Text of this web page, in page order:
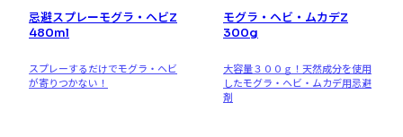
忌避スプレーモグラ・ヘビZ
480ml
スプレーするだけでモグラ・ヘビ
が寄りつかない！
モグラ・ヘビ・ムカデZ
300g
大容量３００ｇ！天然成分を使用
したモグラ・ヘビ・ムカデ用忌避
剤